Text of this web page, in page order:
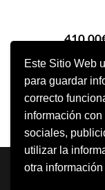
Este Sitio Web
para guardar
correcto
información
sociales,
utilizar la
otra
410,00
AÑADIR AL
Neve |